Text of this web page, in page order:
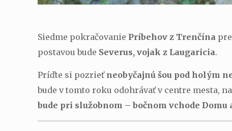
Siedme pokračovanie Príbehov z Trenčína
postavou bude Severus, vojak z Laugaricia.
Príďte si pozrieť neobyčajnú šou pod holým
bude v tomto roku odohrávať v centre mesta,
bude pri služobnom – bočnom vchode Domu